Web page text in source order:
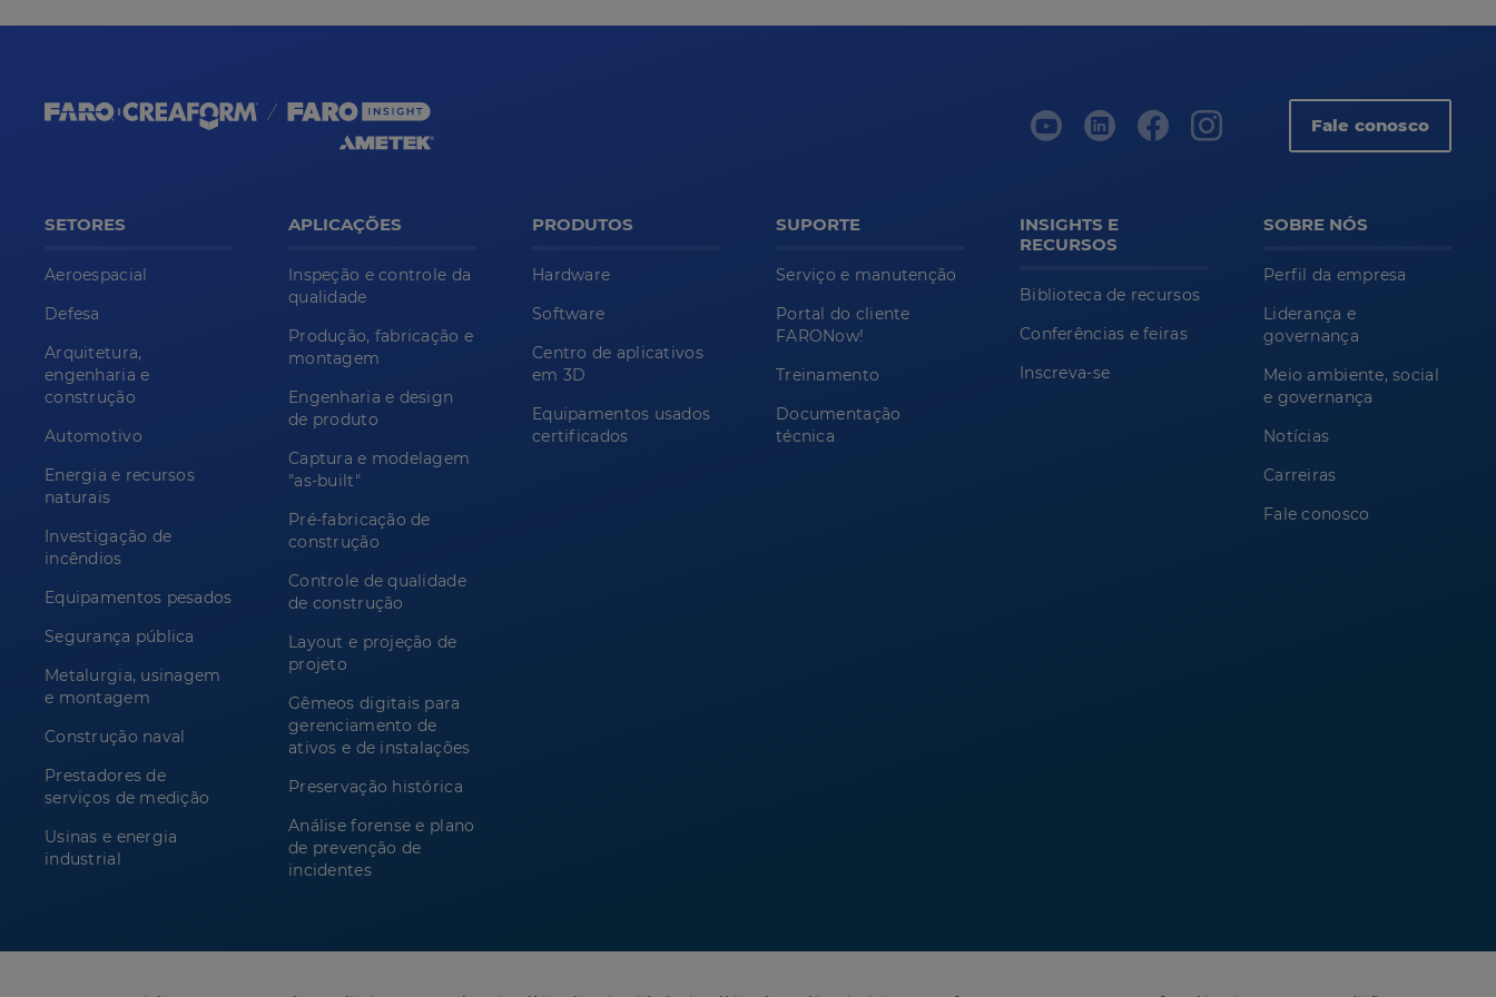
Fale conosco
SETORES
Aeroespacial
Defesa
Arquitetura,
engenharia e
construção
Automotivo
Energia e recursos
naturais
Investigação de
incêndios
Equipamentos pesados
Segurança pública
Metalurgia, usinagem
e montagem
Construção naval
Prestadores de
serviços de medição
Usinas e energia
industrial
APLICAÇÕES
Inspeção e controle da
qualidade
Produção, fabricação e
montagem
Engenharia e design
de produto
Captura e modelagem
"as-built"
Pré-fabricação de
construção
Controle de qualidade
de construção
Layout e projeção de
projeto
Gêmeos digitais para
gerenciamento de
ativos e de instalações
Preservação histórica
Análise forense e plano
de prevenção de
incidentes
PRODUTOS
Hardware
Software
Centro de aplicativos
em 3D
Equipamentos usados
certificados
SUPORTE
Serviço e manutenção
Portal do cliente
FARONow!
Treinamento
Documentação
técnica
INSIGHTS E
RECURSOS
Biblioteca de recursos
Conferências e feiras
Inscreva-se
SOBRE NÓS
Perfil da empresa
Liderança e
governança
Meio ambiente, social
e governança
Notícias
Carreiras
Fale conosco